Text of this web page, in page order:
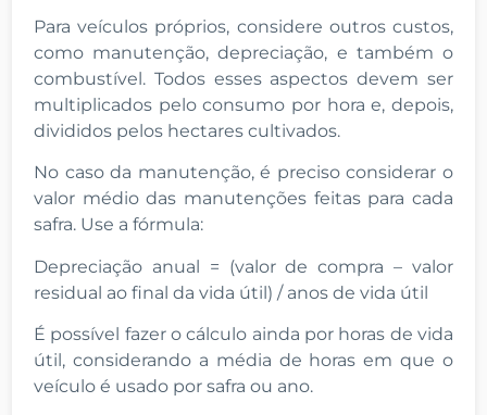
Para veículos próprios, considere outros custos,
como manutenção, depreciação, e também o
combustível. Todos esses aspectos devem ser
multiplicados pelo consumo por hora e, depois,
divididos pelos hectares cultivados.
No caso da manutenção, é preciso considerar o
valor médio das manutenções feitas para cada
safra. Use a fórmula:
Depreciação anual = (valor de compra – valor
residual ao final da vida útil) / anos de vida útil
É possível fazer o cálculo ainda por horas de vida
útil, considerando a média de horas em que o
veículo é usado por safra ou ano.